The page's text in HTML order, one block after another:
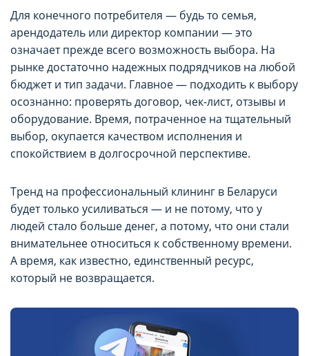
Для конечного потребителя — будь то семья,
арендодатель или директор компании — это
означает прежде всего возможность выбора. На
рынке достаточно надежных подрядчиков на любой
бюджет и тип задачи. Главное — подходить к выбору
осознанно: проверять договор, чек-лист, отзывы и
оборудование. Время, потраченное на тщательный
выбор, окупается качеством исполнения и
спокойствием в долгосрочной перспективе.
Тренд на профессиональный клининг в Беларуси
будет только усиливаться — и не потому, что у
людей стало больше денег, а потому, что они стали
внимательнее относиться к собственному времени.
А время, как известно, единственный ресурс,
который не возвращается.